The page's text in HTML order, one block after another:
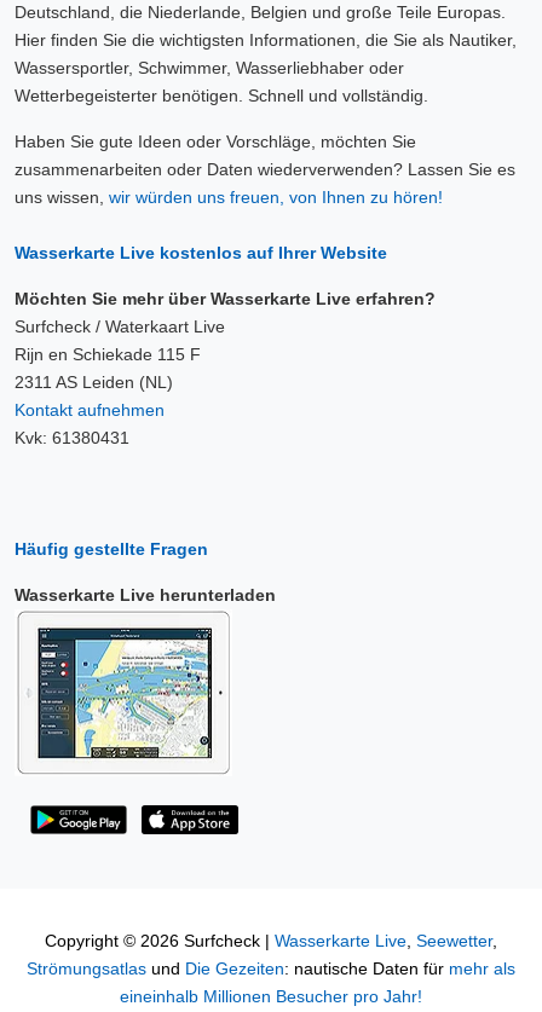
Deutschland, die Niederlande, Belgien und große Teile Europas.
Hier finden Sie die wichtigsten Informationen, die Sie als Nautiker,
Wassersportler, Schwimmer, Wasserliebhaber oder
Wetterbegeisterter benötigen. Schnell und vollständig.
Haben Sie gute Ideen oder Vorschläge, möchten Sie
zusammenarbeiten oder Daten wiederverwenden? Lassen Sie es
uns wissen, wir würden uns freuen, von Ihnen zu hören!
Wasserkarte Live kostenlos auf Ihrer Website
Möchten Sie mehr über Wasserkarte Live erfahren?
Surfcheck / Waterkaart Live
Rijn en Schiekade 115 F
2311 AS Leiden (NL)
Kontakt aufnehmen
Kvk: 61380431
Häufig gestellte Fragen
Wasserkarte Live herunterladen
Copyright © 2026 Surfcheck | Wasserkarte Live Seewetter,
Strömungsatlas und Die Gezeiten: nautische Daten für mehr als
eineinhalb Millionen Besucher pro Jahr!